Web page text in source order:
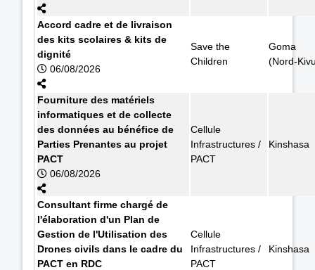
Accord cadre et de livraison
des kits scolaires & kits de
dignité
06/08/2026
Save the
Children
Goma
(Nord-
Fourniture des matériels
informatiques et de collecte
des données au bénéfice de
Parties Prenantes au projet
PACT
06/08/2026
Cellule
Infrastructures /
PACT
Kinshasa
Consultant firme chargé de
l'élaboration d'un Plan de
Gestion de l'Utilisation des
Drones civils dans le cadre du
PACT en RDC
Cellule
Infrastructures /
PACT
Kinshasa